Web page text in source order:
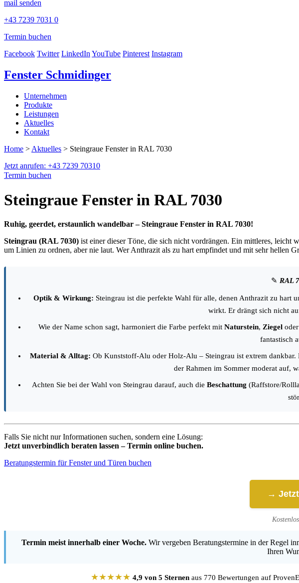
mail senden
+43 7239 7031 0
Termin buchen
Facebook Twitter LinkedInYouTube Pinterest Instagram
Fenster Schmidinger
Unternehmen
Produkte
Leistungen
Aktuelles
Kontakt
Home > Aktuelles > Steingraue Fenster in RAL 7030
Jetzt anrufen: +43 7239 70310
Termin buchen
Steingraue Fenster in RAL 7030
Ruhig, geerdet, erstaunlich wandelbar – Steingraue Fenster in RAL 7030!
Steingrau (RAL 7030) ist einer dieser Töne, die sich nicht vordrängen. Ein mittleres, leicht
um Linien zu ordnen, aber nie laut. Wer Anthrazit als zu hart empfindet und mit sehr hellen
✎ RAL
Optik & Wirkung: Steingrau ist die perfekte Wahl für alle, denen Anthrazit zu hart
wirkt. Er drängt sich nicht
Wie der Name schon sagt, harmoniert die Farbe perfekt mit Naturstein, Ziegel oder
fantastisch
Material & Alltag: Ob Kunststoff-Alu oder Holz-Alu – Steingrau ist extrem
der Rahmen im Sommer moderat auf,
Achten Sie bei der Wahl von Steingrau darauf, auch die Beschattung (Raffstore/
Falls Sie nicht nur Informationen suchen, sondern eine Lösung:
Jetzt unverbindlich beraten lassen – Termin online buchen.
Beratungstermin für Fenster und Türen buchen
→
Termin meist innerhalb einer Woche.Wir vergeben Beratungstermine in der Regel
Ihren
★★★★★ 4,9 von 5 Sternen aus 770 Bewertungen auf